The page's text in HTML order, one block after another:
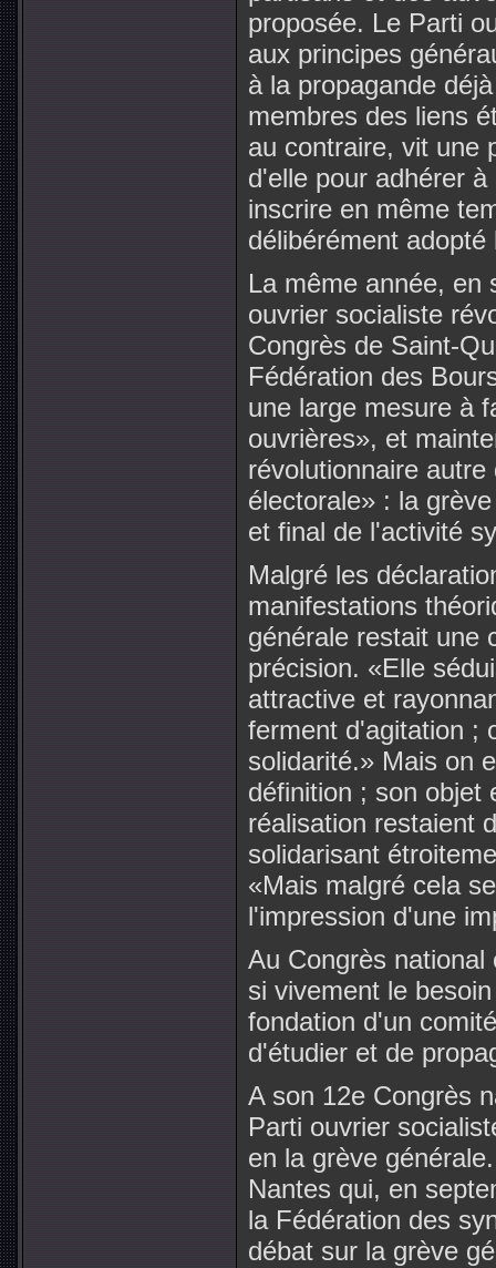
proposée. Le Parti
aux principes
à la propagande
membres des liens
au contraire, vit une
d'elle pour adhérer
inscrire en même
délibérément
La même année, en
ouvrier socialiste
Congrès de Saint-
Fédération des
une large mesure à
ouvrières», et
révolutionnaire
électorale» : la
et final de l'activité
Malgré les
manifestations
générale restait une
précision. «Elle
attractive et
ferment d'agitation ;
solidarité.» Mais on
définition ; son objet
réalisation restaient
solidarisant
«Mais malgré cela
l'impression d'une
Au Congrès
si vivement le
fondation d'un
d'étudier et de
A son 12e Congrès
Parti ouvrier
en la grève
Nantes qui, en
la Fédération des
débat sur la grève